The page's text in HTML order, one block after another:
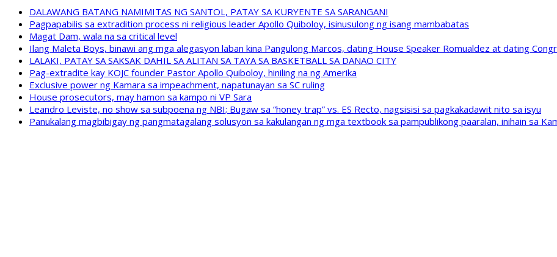
DALAWANG BATANG NAMIMITAS NG SANTOL, PATAY SA KURYENTE SA SARANGANI
Pagpapabilis sa extradition process ni religious leader Apollo Quiboloy, isinusulong ng isang mambabatas
Magat Dam, wala na sa critical level
Ilang Maleta Boys, binawi ang mga alegasyon laban kina Pangulong Marcos, dating House Speaker Romualdez at dating
LALAKI, PATAY SA SAKSAK DAHIL SA ALITAN SA TAYA SA BASKETBALL SA DANAO CITY
Pag-extradite kay KOJC founder Pastor Apollo Quiboloy, hiniling na ng Amerika
Exclusive power ng Kamara sa impeachment, napatunayan sa SC ruling
House prosecutors, may hamon sa kampo ni VP Sara
Leandro Leviste, no show sa subpoena ng NBI; Bugaw sa “honey trap” vs. ES Recto, nagsisisi sa pagkakadawit nito sa isyu
Panukalang magbibigay ng pangmatagalang solusyon sa kakulangan ng mga textbook sa pampublikong paaralan, inihain sa